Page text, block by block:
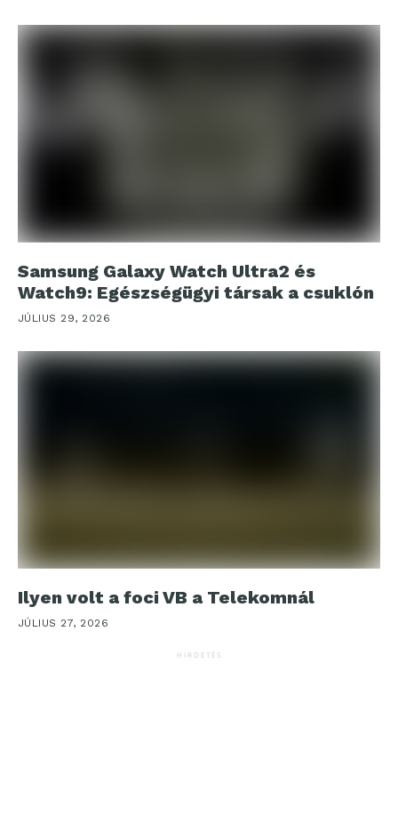
Samsung Galaxy Watch Ultra2 és
Watch9: Egészségügyi társak a csuklón
JÚLIUS 29, 2026
Ilyen volt a foci VB a Telekomnál
JÚLIUS 27, 2026
HIRDETÉS